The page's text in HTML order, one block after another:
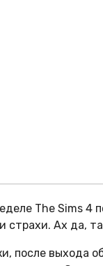
The Sims 4
страхи. Ах да,
после выхода